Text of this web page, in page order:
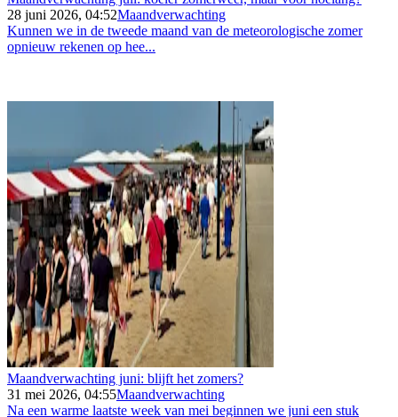
28 juni 2026, 04:52Maandverwachting
Kunnen we in de tweede maand van de meteorologische zomer
opnieuw rekenen op hee...
Maandverwachting juni: blijft het zomers?
31 mei 2026, 04:55Maandverwachting
Na een warme laatste week van mei beginnen we juni een stuk